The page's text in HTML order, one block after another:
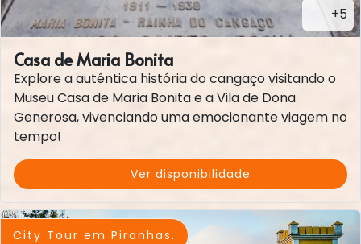
+5
Casa de Maria Bonita
Explore a autêntica história do cangaço visitando o
Museu Casa de Maria Bonita e a Vila de Dona
Generosa, vivenciando uma emocionante viagem no
tempo!
Ver disponibilidade
City Tour em Piranhas.